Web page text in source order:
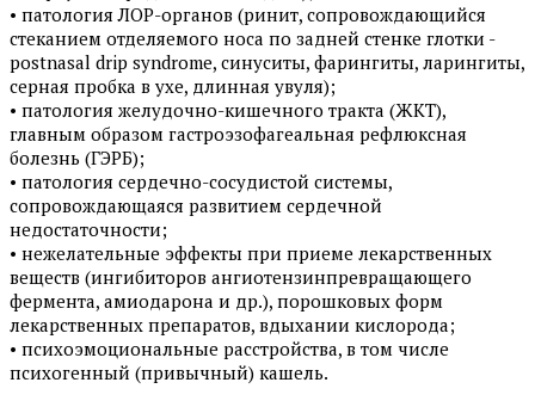
• патология ЛОР-органов (ринит, сопровождающийся
стеканием отделяемого носа по задней стенке глотки -
postnasal drip syndrome, синуситы, фарингиты, ларингиты,
серная пробка в ухе, длинная увуля);
• патология желудочно-кишечного тракта (ЖКТ),
главным образом гастроэзофагеальная рефлюксная
болезнь (ГЭРБ);
• патология сердечно-сосудистой системы,
сопровождающаяся развитием сердечной
недостаточности;
• нежелательные эффекты при приеме лекарственных
веществ (ингибиторов ангиотензинпревращающего
фермента, амиодарона и др.), порошковых форм
лекарственных препаратов, вдыхании кислорода;
• психоэмоциональные расстройства, в том числе
психогенный (привычный) кашель.